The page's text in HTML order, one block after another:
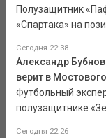
Полузащитник
«Спартака» на
Сегодня 22:38
Александр
верит в
Футбольный
полузащитнике
Сегодня 22:26